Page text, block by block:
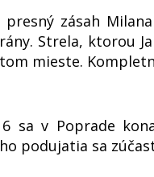
zásah
Strela, ktorou
mieste.
sa v Poprade
podujatia sa